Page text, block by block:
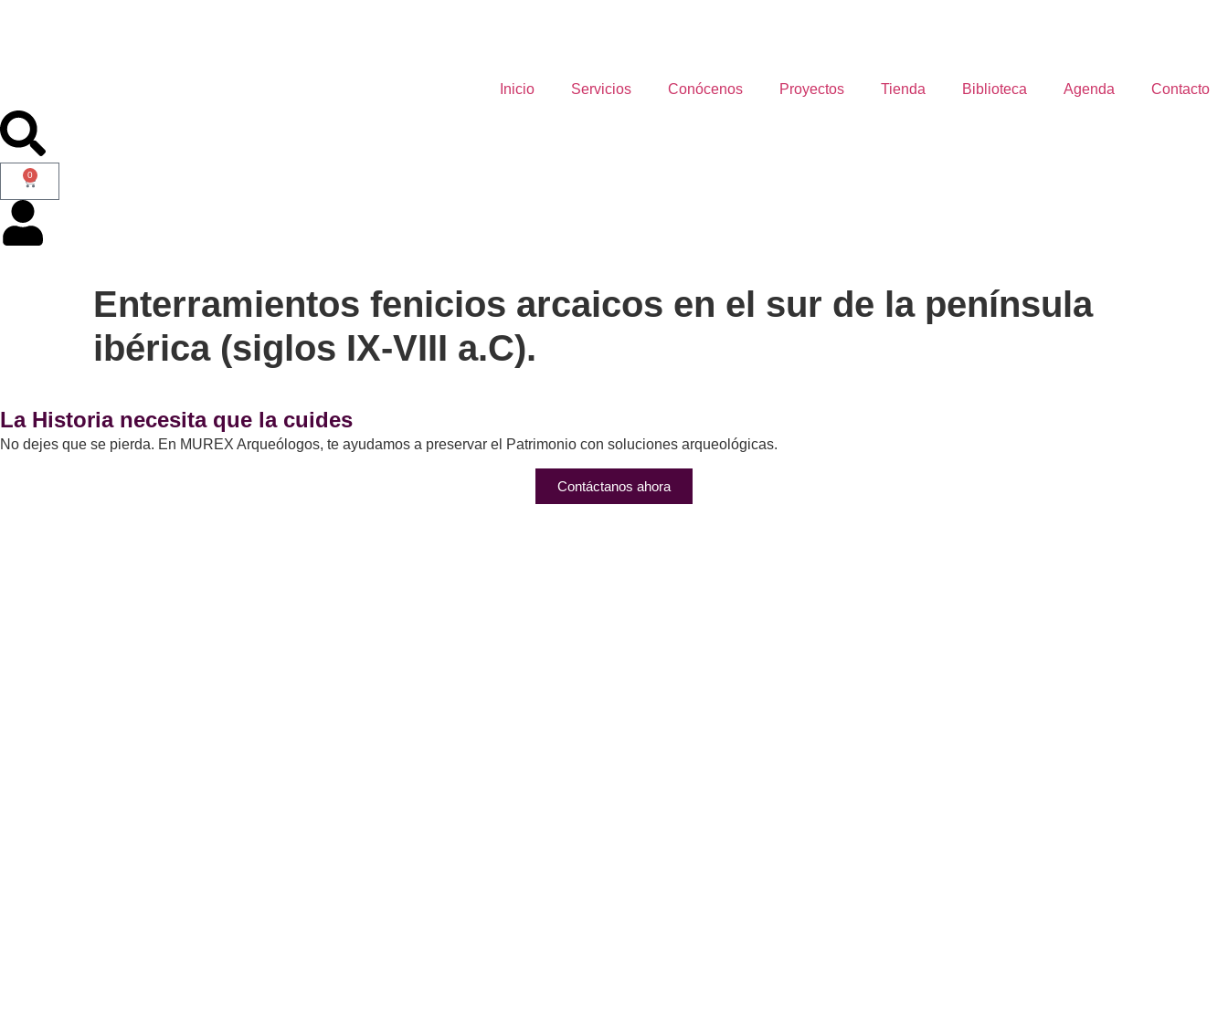
Inicio Servicios Conócenos Proyectos Tienda Biblioteca Agenda Contacto
0
Enterramientos fenicios arcaicos en el sur de la península
ibérica (siglos IX-VIII a.C).
La Historia necesita que la cuides
No dejes que se pierda. En MUREX Arqueólogos, te ayudamos a preservar el Patrimonio con soluciones arqueológicas.
Contáctanos ahora